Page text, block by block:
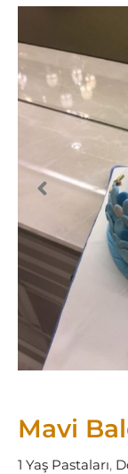
Mavi
1 Yaş Pastaları,